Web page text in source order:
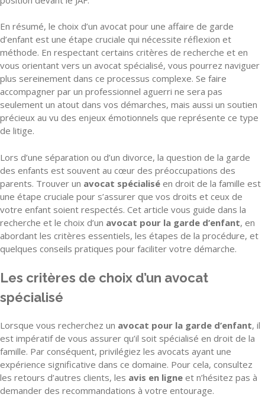
En résumé, le choix d’un avocat pour une affaire de garde
d’enfant est une étape cruciale qui nécessite réflexion et
méthode. En respectant certains critères de recherche et en
vous orientant vers un avocat spécialisé, vous pourrez naviguer
plus sereinement dans ce processus complexe. Se faire
accompagner par un professionnel aguerri ne sera pas
seulement un atout dans vos démarches, mais aussi un soutien
précieux au vu des enjeux émotionnels que représente ce type
de litige.
Lors d’une séparation ou d’un divorce, la question de la garde
des enfants est souvent au cœur des préoccupations des
parents. Trouver un avocat spécialisé en droit de la famille est
une étape cruciale pour s’assurer que vos droits et ceux de
votre enfant soient respectés. Cet article vous guide dans la
recherche et le choix d’un avocat pour la garde d’enfant, en
abordant les critères essentiels, les étapes de la procédure, et
quelques conseils pratiques pour faciliter votre démarche.
Les critères de choix d’un avocat
spécialisé
Lorsque vous recherchez un avocat pour la garde d’enfant, il
est impératif de vous assurer qu’il soit spécialisé en droit de la
famille. Par conséquent, privilégiez les avocats ayant une
expérience significative dans ce domaine. Pour cela, consultez
les retours d’autres clients, les avis en ligne et n’hésitez pas à
demander des recommandations à votre entourage.